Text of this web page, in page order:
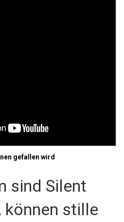
gefallen wird
sind Silent
können stille